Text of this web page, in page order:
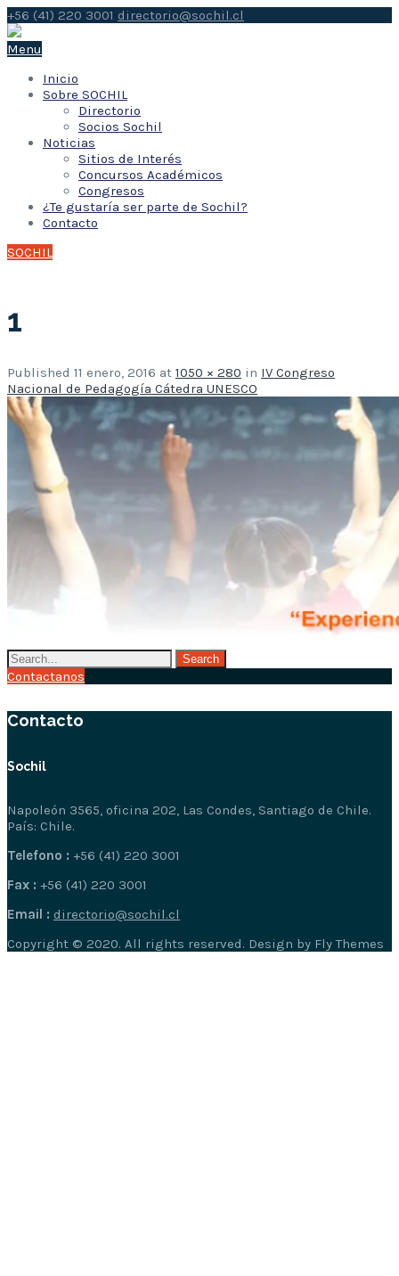
+56 (41) 220 3001 directorio@sochil.cl
Menu
Inicio
Sobre SOCHIL
Directorio
Socios Sochil
Noticias
Sitios de Interés
Concursos Académicos
Congresos
¿Te gustaría ser parte de Sochil?
Contacto
SOCHIL
1
Published 11 enero, 2016 at 1050 × 280 in IV Congreso
Nacional de Pedagogía Cátedra UNESCO
Contactanos
Contacto
Sochil
Napoleón 3565, oficina 202, Las Condes, Santiago de Chile.
País: Chile.
Telefono : +56 (41) 220 3001
Fax : +56 (41) 220 3001
Email : directorio@sochil.cl
Copyright © 2020. All rights reserved. Design by Fly Themes